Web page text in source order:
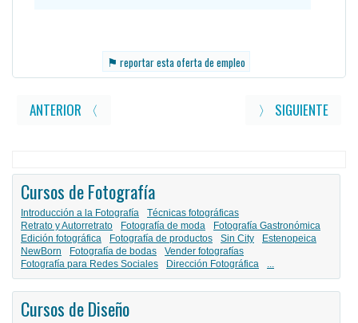
⚑ reportar esta oferta de empleo
ANTERIOR 〈 〉 SIGUIENTE
Cursos de Fotografía
Introducción a la Fotografía
Técnicas fotográficas
Retrato y Autorretrato
Fotografía de moda
Fotografía Gastronómica
Edición fotográfica
Fotografía de productos Sin City
Estenopeica
NewBorn
Fotografía de bodas
Vender fotografías
Fotografía para Redes Sociales
Dirección Fotográfica ...
Cursos de Diseño